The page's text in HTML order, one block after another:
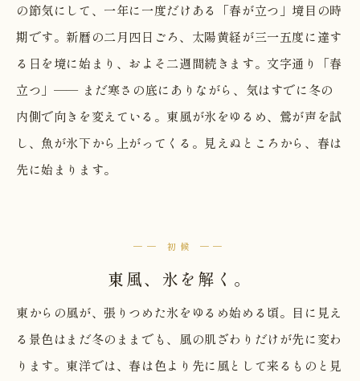
の節気にして、一年に一度だけある「春が立つ」境目の時
期です。新暦の二月四日ごろ、太陽黄経が三一五度に達す
る日を境に始まり、およそ二週間続きます。文字通り「春
立つ」── まだ寒さの底にありながら、気はすでに冬の
内側で向きを変えている。東風が氷をゆるめ、鶯が声を試
し、魚が氷下から上がってくる。見えぬところから、春は
先に始まります。
── 初候 ──
東風、氷を解く。
東からの風が、張りつめた氷をゆるめ始める頃。目に見え
る景色はまだ冬のままでも、風の肌ざわりだけが先に変わ
ります。東洋では、春は色より先に風として来るものと見